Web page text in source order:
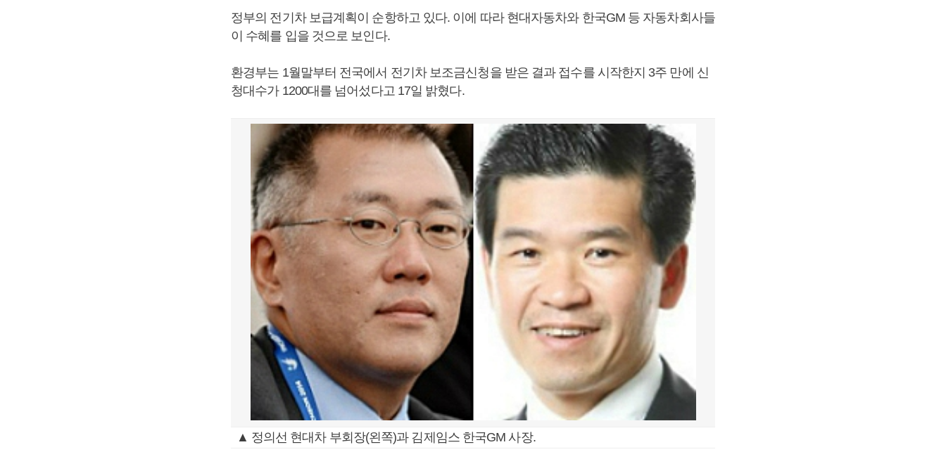
정부의 전기차 보급계획이 순항하고 있다. 이에 따라 현대자동차와 한국GM 등 자동차회사들
이 수혜를 입을 것으로 보인다.
환경부는 1월말부터 전국에서 전기차 보조금신청을 받은 결과 접수를 시작한지 3주 만에 신
청대수가 1200대를 넘어섰다고 17일 밝혔다.
▲ 정의선 현대차 부회장(왼쪽)과 김제임스 한국GM 사장.